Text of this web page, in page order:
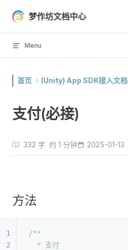
Skip to content
梦作坊文档中心
Menu
首页 (Unity) App SDK接入文档
支付(必接)
332 字 约 1 分钟 2025-01-13
方法
/**
  * 支付